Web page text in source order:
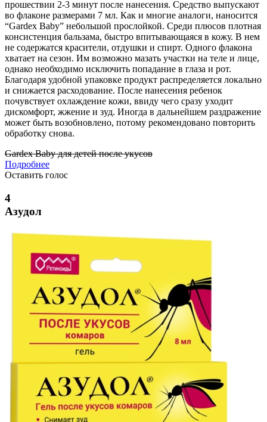
прошествии 2-3 минут после нанесения. Средство выпускают
во флаконе размерами 7 мл. Как и многие аналоги, наносится
“Gardex Baby” небольшой прослойкой. Среди плюсов плотная
консистенция бальзама, быстро впитывающаяся в кожу. В нем
не содержатся красители, отдушки и спирт. Одного флакона
хватает на сезон. Им возможно мазать участки на теле и лице,
однако необходимо исключить попадание в глаза и рот.
Благодаря удобной упаковке продукт распределяется локально
и снижается расходование. После нанесения ребенок
почувствует охлаждение кожи, ввиду чего сразу уходит
дискомфорт, жжение и зуд. Иногда в дальнейшем раздражение
может быть возобновлено, потому рекомендовано повторить
обработку снова.
Gardex Baby для детей после укусов
Подробнее
Оставить голос
4
Азудол